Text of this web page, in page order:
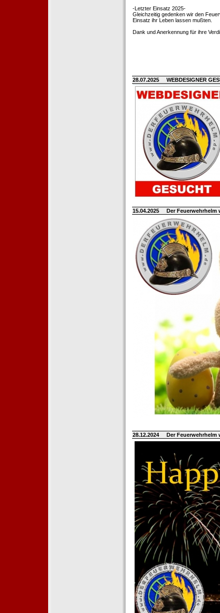
-Letzter Einsatz 2025-
Gleichzeitig gedenken wir den
Einsatz ihr Leben lassen mußten.
Dank und Anerkennung für ihre
28.07.2025 WEBDESIGNER
15.04.2025 Der
28.12.2024 Der